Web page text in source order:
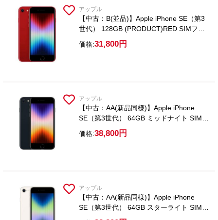
アップル
【中古：B(並品)】Apple iPhone SE（第3
世代） 128GB (PRODUCT)RED SIMフリ
ー【ガラスフィルム付属】
価格:31,800円
アップル
【中古：AA(新品同様)】Apple iPhone
SE（第3世代） 64GB ミッドナイト SIMフ
リー【ガラスフィルム付属】
価格:38,800円
アップル
【中古：AA(新品同様)】Apple iPhone
SE（第3世代） 64GB スターライト SIMフ
リー【ガラスフィルム付属】